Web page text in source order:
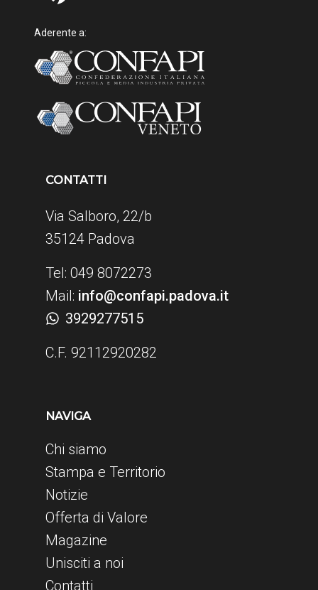
Aderente a:
CONTATTI
Via Salboro, 22/b
35124 Padova
Tel: 049 8072273
Mail: info@confapi.padova.it
3929277515
C.F. 92112920282
NAVIGA
Chi siamo
Stampa e Territorio
Notizie
Offerta di Valore
Magazine
Unisciti a noi
Contatti